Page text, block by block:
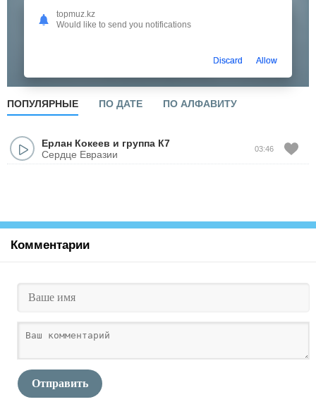
творчество одного из самых перспективных артистов
Казахстана!
ПОПУЛЯРНЫЕ ПО ДАТЕ ПО АЛФАВИТУ
Ерлан Кокеев и группа К7
Сердце Евразии
03:46
Комментарии
Отправить
topmuz.kz
Would like to send you notifications
Discard Allow